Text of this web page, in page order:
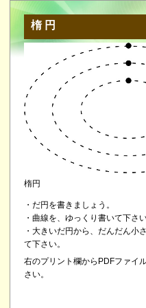
楕円
楕円
・だ円を書きましょう。
・曲線を、ゆっくり書いて下さい
・大きいだ円から、だんだん小
て下さい。
右のプリント欄からPDFファイ
さい。